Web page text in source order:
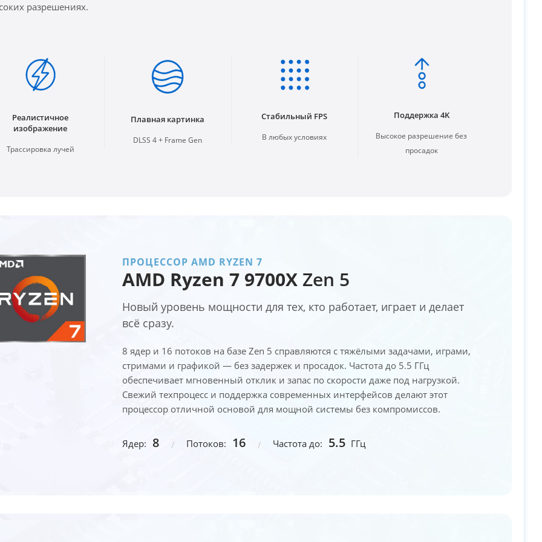
разрешениях.
Реалистичное
изображение
Трассировка лучей
Плавная картинка
DLSS 4 + Frame Gen
Стабильный FPS
В любых условиях
Поддержка 4K
Высокое разрешение без
просадок
ПРОЦЕССОР AMD RYZEN 7
AMD Ryzen 7 9700XZen 5
Новый уровень мощности для тех, кто работает, играет и делает
всё сразу.
8 ядер и 16 потоков на базе Zen 5 справляются с тяжёлыми задачами, играми,
стримами и графикой — без задержек и просадок. Частота до 5.5 ГГц
обеспечивает мгновенный отклик и запас по скорости даже под нагрузкой.
Свежий техпроцесс и поддержка современных интерфейсов делают этот
процессор отличной основой для мощной системы без компромиссов.
Ядер: 8 Потоков: 16 Частота до: 5.5 ГГц